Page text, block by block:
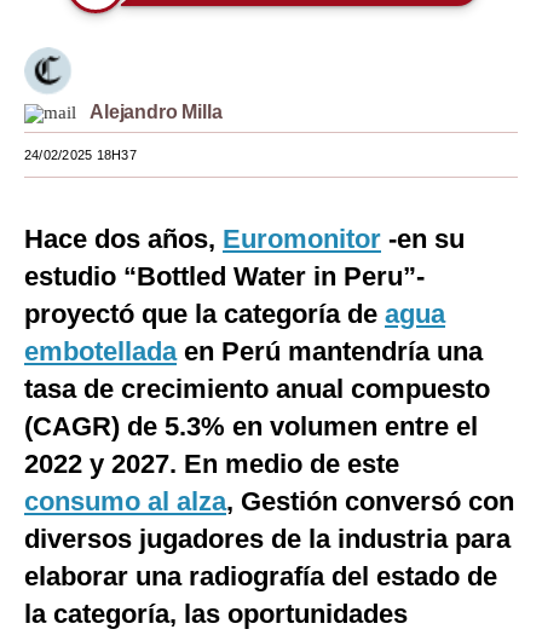
Internacional
Tecnología
Club del Suscriptor
Mix
G de Gestión
Notas Contratadas
Podcast
Gestión TV
Videos
Alejandro Milla
24/02/2025 18H37
Hace dos años, Euromonitor -en su
estudio “Bottled Water in Peru”-
proyectó que la categoría de agua
embotelladaen Perú mantendría una
tasa de crecimiento anual compuesto
(CAGR) de 5.3% en volumen entre el
2022 y 2027. En medio de este
consumo al alza, Gestión conversó con
diversos jugadores de la industria para
elaborar una radiografía del estado de
la categoría, las oportunidades